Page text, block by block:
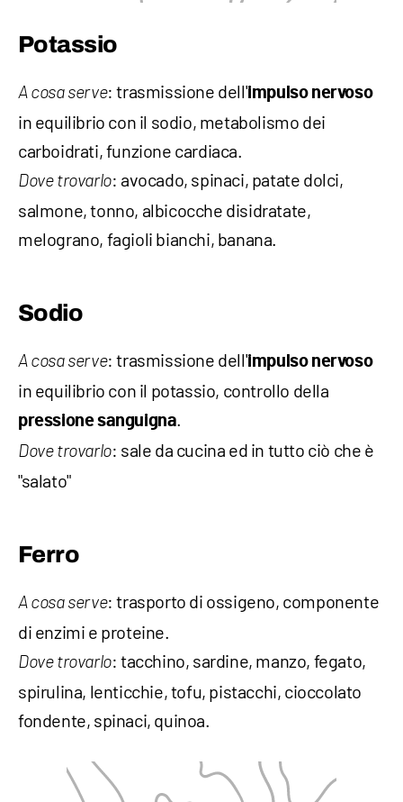
Potassio
A cosa serve: trasmissione dell'impulso nervoso
in equilibrio con il sodio, metabolismo dei
carboidrati, funzione cardiaca.
Dove trovarlo: avocado, spinaci, patate dolci,
salmone, tonno, albicocche disidratate,
melograno, fagioli bianchi, banana.
Sodio
A cosa serve: trasmissione dell'impulso nervoso
in equilibrio con il potassio, controllo della
pressione sanguigna.
Dove trovarlo: sale da cucina ed in tutto ciò che è
"salato"
Ferro
A cosa serve: trasporto di ossigeno, componente
di enzimi e proteine.
Dove trovarlo: tacchino, sardine, manzo, fegato,
spirulina, lenticchie, tofu, pistacchi, cioccolato
fondente, spinaci, quinoa.